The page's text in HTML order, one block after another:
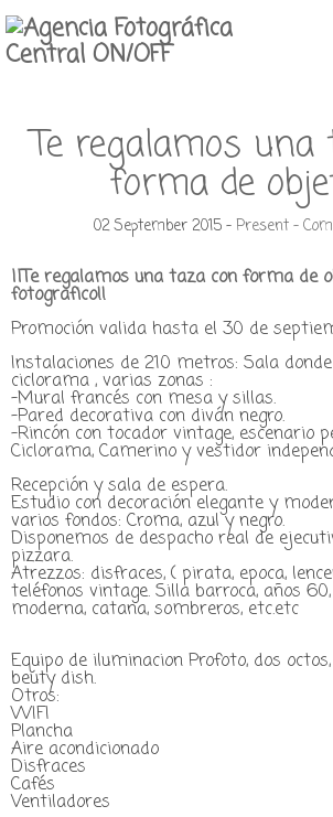
Te regalamos una
forma de
02 September 2015 -Present -
¡¡Te regalamos una taza con forma de
fotografico!!
Promoción valida hasta el 30 de
Instalaciones de 210 metros: Sala
ciclorama , varias zonas :
-Mural francés con mesa y sillas.
-Pared decorativa con diván negro.
-Rincón con tocador vintage, escenario
Ciclorama, Camerino y vestidor
Recepción y sala de espera.
Estudio con decoración elegante y
varios fondos: Croma, azul y negro.
Disponemos de despacho real de
pizzara.
Atrezzos: disfraces, ( pirata, epoca,
teléfonos vintage. Silla barroca, años
moderna, catana, sombreros, etc.etc
Equipo de iluminacion Profoto, dos
beuty dish.
Otros:
WIFI
Plancha
Aire acondicionado
Disfraces
Cafés
Ventiladores